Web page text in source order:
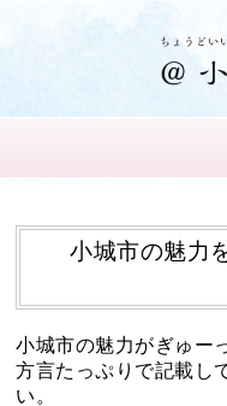
小城市の魅力
小城市の魅力がぎゅー
方言たっぷりで記載し
い。